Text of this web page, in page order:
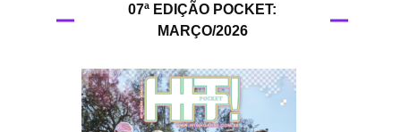
Panfletando
07ª EDIÇÃO POCKET:
MARÇO/2026